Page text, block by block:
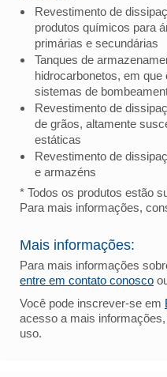
Revestimento de
produtos químicos para
primárias e secundárias
Tanques de
hidrocarbonetos, em que
sistemas de
Revestimento de
de grãos, altamente
estáticas
Revestimento de
e armazéns
* Todos os produtos estão
Para mais informações,
Mais informações:
Para mais informações
entre em contato conosco
Você pode inscrever-se em
acesso a mais
uso.